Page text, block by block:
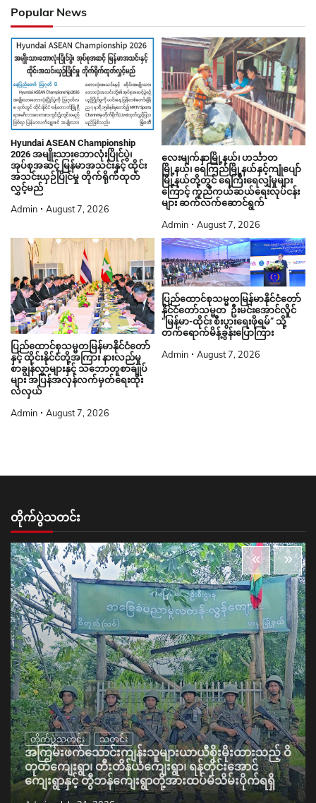
Popular News
Hyundai ASEAN Championship
2026 အမျိုးသားဘောလုံးပြိုင်ပွဲ၊
အုပ်စုအဆင့် မြန်မာအသင်းနှင့် ထိုင်း
အသင်းယှဉ်ပြိုင်မှု တိုက်ရိုက်ထုတ်
လွှင့်မည်
Admin August 7, 2026
လေးမျက်နှာမြို့နယ်၊ ဟင်္သာတ
မြို့နယ်၊ ရေကြည်မြို့နယ်နှင့်ကျုံပျော်
မြို့နယ်တို့တွင် ရေကြီးရေလျှံမှုများ
ကြောင့် ကူညီကယ်ဆယ်ရေးလုပ်ငန်း
များ ဆက်လက်ဆောင်ရွက်
Admin August 7, 2026
ပြည်ထောင်စုသမ္မတမြန်မာနိုင်ငံတော်
နှင့် ထိုင်းနိုင်ငံတို့အကြား နားလည်မှု
စာချွန်လွှာများနှင့် သဘောတူစာချုပ်
များ အပြန်အလှန်လက်မှတ်ရေးထိုး
လဲလှယ်
Admin August 7, 2026
ပြည်ထောင်စုသမ္မတမြန်မာနိုင်ငံတော်
နိုင်ငံတော်သမ္မတ ဦးမင်းအောင်လှိုင်
“မြန်မာ-ထိုင်း စီးပွားရေးဖိုရမ်” သို့
တက်ရောက်မိန့်ခွန်းပြောကြား
Admin August 7, 2026
တိုက်ပွဲသတင်း
တိုက်ပွဲသတင်း သတင်း
အကြမ်းဖက်သောင်းကျန်းသူများယာယီစိုးမိုးထားသည့် ဝိ
တုတ်ကျေးရွာ၊ တီးတိန်ယံကျေးရွာ၊ ရန်တိုင်းအောင်
ကျေးရွာနှင့် တွီဘန်ကျေးရွာတို့အားထပ်မံသိမ်းပိုက်ရရှိ
Admin July 31, 2026